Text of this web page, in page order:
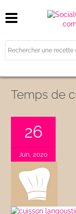
Temps de
26
Jun, 2020